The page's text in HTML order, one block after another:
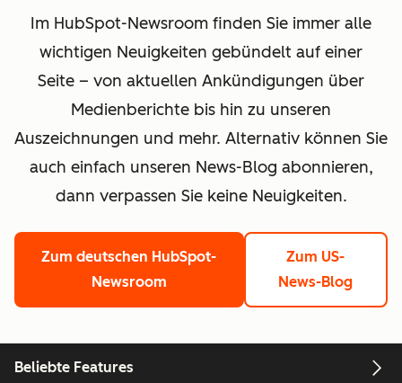
Im HubSpot-Newsroom finden Sie immer alle
wichtigen Neuigkeiten gebündelt auf einer
Seite – von aktuellen Ankündigungen über
Medienberichte bis hin zu unseren
Auszeichnungen und mehr. Alternativ können Sie
auch einfach unseren News-Blog abonnieren,
dann verpassen Sie keine Neuigkeiten.
Zum deutschen HubSpot-
Newsroom
Zum US-
News-Blog
Beliebte Features